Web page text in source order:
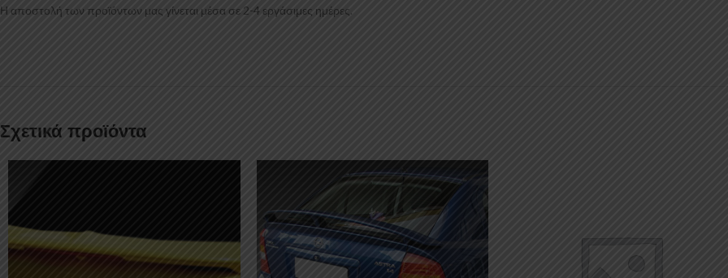
Η αποστολή των προϊόντων μας γίνεται μέσα σε 2-4 εργάσιμες ημέρες.
Σχετικά προϊόντα